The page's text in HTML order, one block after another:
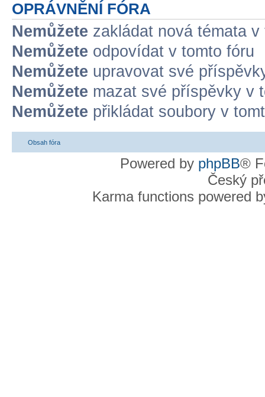
OPRÁVNĚNÍ FÓRA
Nemůžete zakládat nová témata v
Nemůžete odpovídat v tomto fóru
Nemůžete upravovat své
Nemůžete mazat své příspěvky v
Nemůžete přikládat soubory v
Obsah fóra
Powered by phpBB®
Český
Karma functions powered